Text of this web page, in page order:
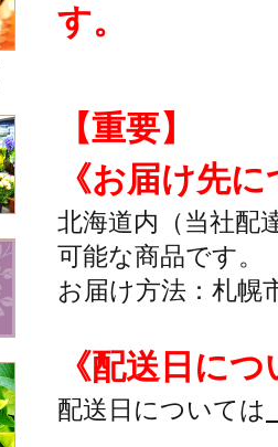
す。
【重要】
《お届け先
北海道内（当社配
可能な商品です。
お届け方法：札幌
《配送日に
配送日については